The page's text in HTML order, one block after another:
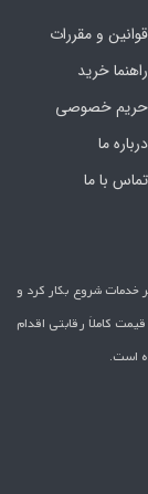
قوانین و مقررات
راهنما خرید
حریم خصوصی
درباره ما
تماس با ما
هر چه بهتر خدمات شروع بکار کرد و
کاملاَ رقابتی اقدام
است.